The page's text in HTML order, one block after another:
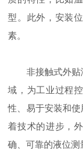
型。此外，安装
素。
非接触式外贴
域，为工业过程
性、易于安装和
着技术的进步，
确、可靠的液位测